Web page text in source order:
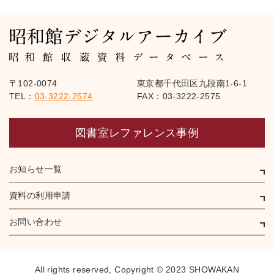
〒102-0074
東京都千代田区九段南1-6-1
TEL： 03-3222-2574 FAX：03-3222-2575
図書室レファレンス事例
お知らせ一覧
資料の利用申請
お問い合わせ
All rights reserved,Copyright © 2023 SHOWAKAN